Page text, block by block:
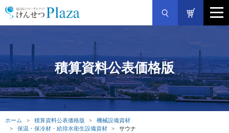
積算資料公表価格版
ホーム 積算資料公表価格版
機械設備資材
保温・保冷材・給排水衛生設備資材
サウナ